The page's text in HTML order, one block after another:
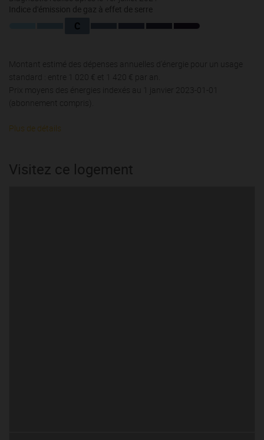
Indice d'émission de gaz à effet de serre
C
Montant estimé des dépenses annuelles d'énergie pour un usage
standard : entre 1 020 € et 1 420 € par an.
Prix moyens des énergies indexés au 1 janvier 2023-01-01
(abonnement compris).
Plus de détails
Visitez ce logement